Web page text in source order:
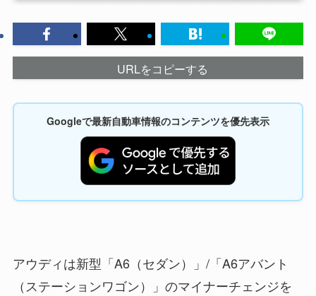
URLをコピーする
Googleで最新自動車情報のコンテンツを優先表示
アウディは新型「A6（セダン）」/「A6アバント
（ステーションワゴン）」のマイナーチェンジを